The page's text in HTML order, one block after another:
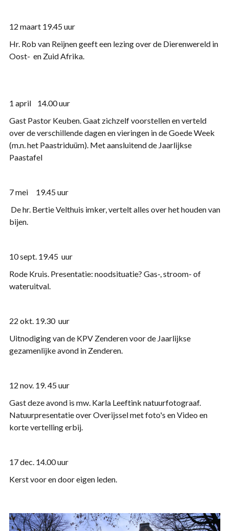
12 maart 19.45 uur
Hr. Rob van Reijnen geeft een lezing over de Dierenwereld in
Oost- en Zuid Afrika.
1 april 14.00 uur
Gast Pastor Keuben. Gaat zichzelf voorstellen en verteld
over de verschillende dagen en vieringen in de Goede Week
(m.n. het Paastriduüm). Met aansluitend de Jaarlijkse
Paastafel
7 mei 19.45 uur
De hr. Bertie Velthuis imker, vertelt alles over het houden van
bijen.
10 sept. 19.45 uur
Rode Kruis. Presentatie: noodsituatie? Gas-, stroom- of
wateruitval.
22 okt. 19.30 uur
Uitnodiging van de KPV Zenderen voor de Jaarlijkse
gezamenlijke avond in Zenderen.
12 nov. 19. 45 uur
Gast deze avond is mw. Karla Leeftink natuurfotograaf.
Natuurpresentatie over Overijssel met foto's en Video en
korte vertelling erbij.
17 dec. 14.00 uur
Kerst voor en door eigen leden.